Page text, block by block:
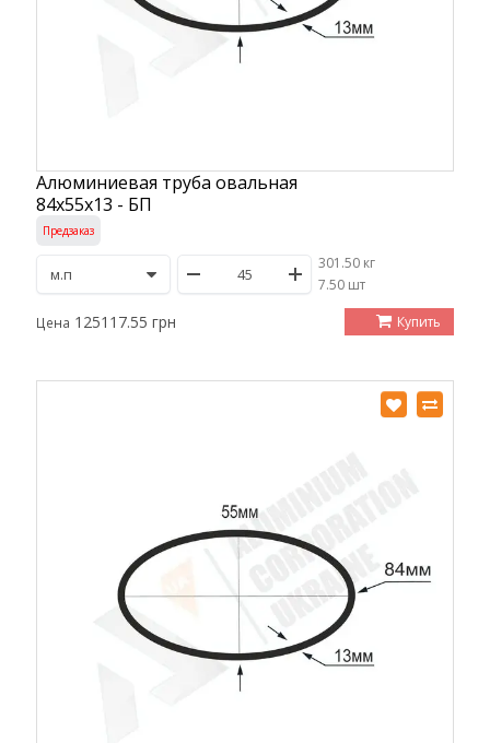
Алюминиевая труба овальная
84х55х13 - БП
Предзаказ
301.50 кг
/7.50 шт
Цена 125117.55 грн Купить